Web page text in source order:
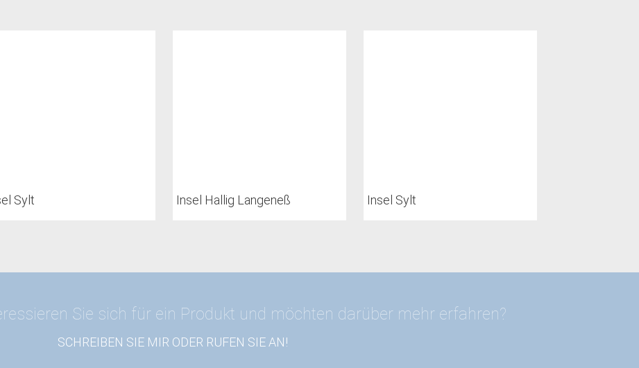
Sylt Insel Hallig Langeneß Insel Sylt
Sie sich für ein Produkt und möchten darüber mehr erfahren?
SCHREIBEN SIE MIR ODER RUFEN SIE AN!